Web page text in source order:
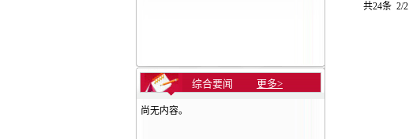
综合要闻 更多>
尚无内容。
共24条 2/2